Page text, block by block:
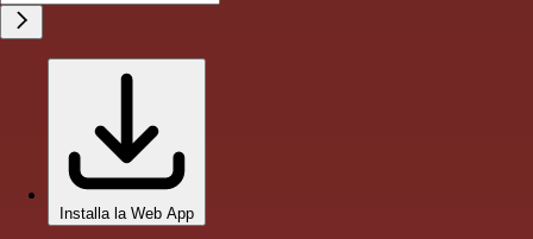
Installa la Web App